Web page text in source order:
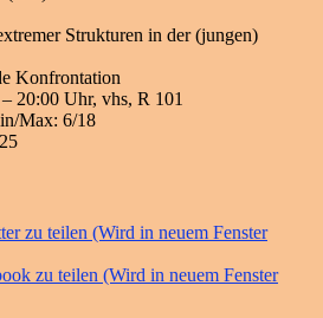
Strukturen in der (jungen)
Konfrontation
20:00 Uhr, vhs, R 101
Max: 6/18
zu teilen (Wird in neuem Fenster
zu teilen (Wird in neuem Fenster